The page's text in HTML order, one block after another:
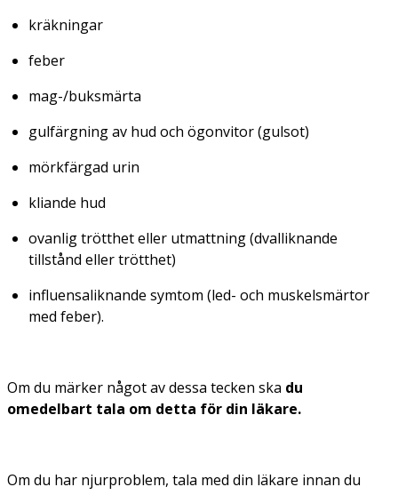
kräkningar
feber
mag-/buksmärta
gulfärgning av hud och ögonvitor (gulsot)
mörkfärgad urin
kliande hud
ovanlig trötthet eller utmattning (dvalliknande
tillstånd eller trötthet)
influensaliknande symtom (led- och muskelsmärtor
med feber).
Om du märker något av dessa tecken ska du
omedelbart tala om detta för din läkare.
Om du har njurproblem, tala med din läkare innan du